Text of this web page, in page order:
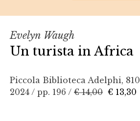
Evelyn Waugh
Un turista in Africa
Piccola Biblioteca Adelphi, 810
2024 / pp. 196 / € 14,00 € 13,30